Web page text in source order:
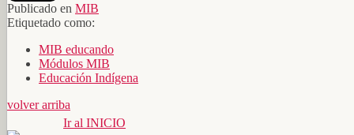
Publicado en MIB
Etiquetado como:
MIB educando
Módulos MIB
Educación Indígena
volver arriba
Ir al INICIO